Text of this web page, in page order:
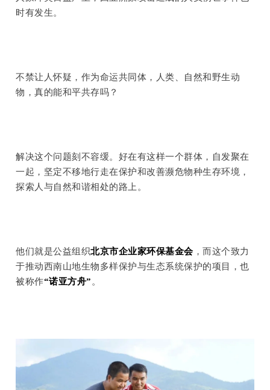
时有发生。
不禁让人怀疑，作为命运共同体，人类、自然和野生动
物，真的能和平共存吗？
解决这个问题刻不容缓。好在有这样一个群体，自发聚在
一起，坚定不移地行走在保护和改善濒危物种生存环境，
探索人与自然和谐相处的路上。
他们就是公益组织北京市企业家环保基金会，而这个致力
于推动西南山地生物多样保护与生态系统保护的项目，也
被称作“诺亚方舟” 。